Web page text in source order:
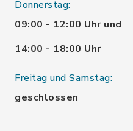
Donnerstag:
09:00 - 12:00 Uhr und
14:00 - 18:00 Uhr
Freitag und Samstag:
geschlossen